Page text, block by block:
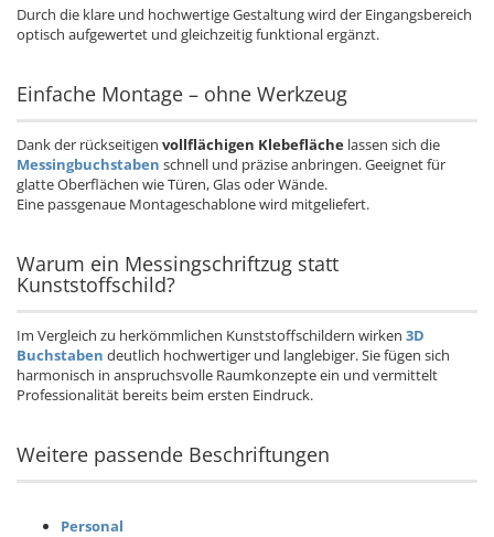
Durch die klare und hochwertige Gestaltung wird der Eingangsbereich
optisch aufgewertet und gleichzeitig funktional ergänzt.
Einfache Montage – ohne Werkzeug
Dank der rückseitigen vollflächigen Klebefläche lassen sich die
Messingbuchstaben schnell und präzise anbringen. Geeignet für
glatte Oberflächen wie Türen, Glas oder Wände.
Eine passgenaue Montageschablone wird mitgeliefert.
Warum ein Messingschriftzug statt
Kunststoffschild?
Im Vergleich zu herkömmlichen Kunststoffschildern wirken 3D
Buchstaben deutlich hochwertiger und langlebiger. Sie fügen sich
harmonisch in anspruchsvolle Raumkonzepte ein und vermittelt
Professionalität bereits beim ersten Eindruck.
Weitere passende Beschriftungen
Personal